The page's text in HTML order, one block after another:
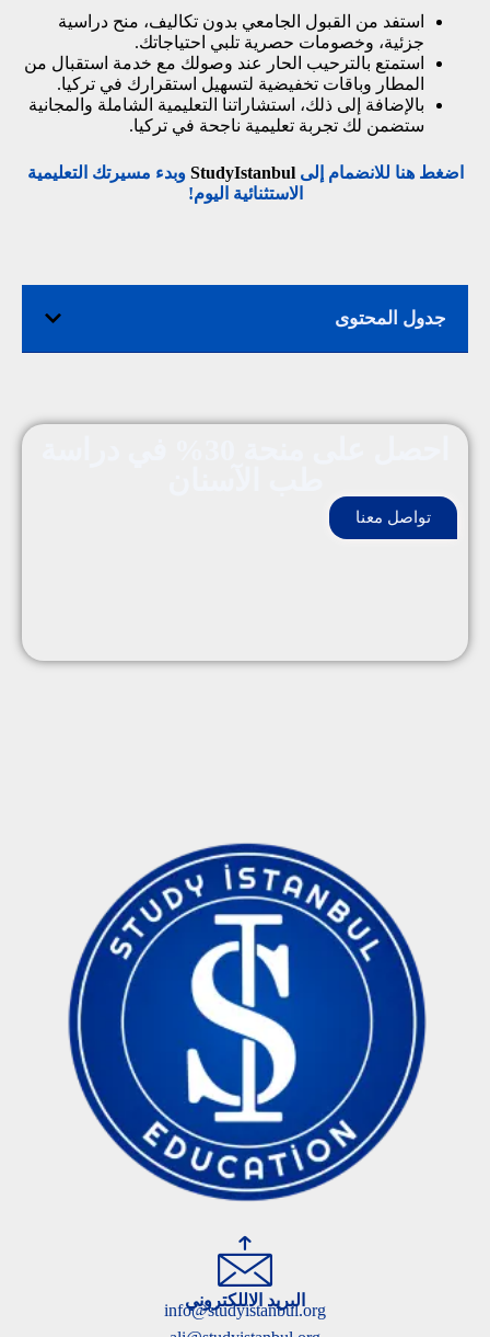
جدول المحتوى
تواصل معنا
استفد من القبول الجامعي بدون تكاليف، منح دراسية
جزئية، وخصومات حصرية تلبي احتياجاتك.
استمتع بالترحيب الحار عند وصولك مع خدمة استقبال من
المطار وباقات تخفيضية لتسهيل استقرارك في تركيا.
بالإضافة إلى ذلك، استشاراتنا التعليمية الشاملة والمجانية
ستضمن لك تجربة تعليمية ناجحة في تركيا.
اضغط هنا للانضمام إلىStudyIstanbul وبدء مسيرتك التعليمية
الاستثنائية اليوم!
البريد الاللكتروني
info@studyistanbul.org